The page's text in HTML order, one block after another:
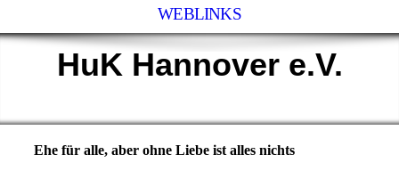
WEBLINKS
HuK Hannover e.V.
Ehe für alle, aber ohne Liebe ist alles nichts